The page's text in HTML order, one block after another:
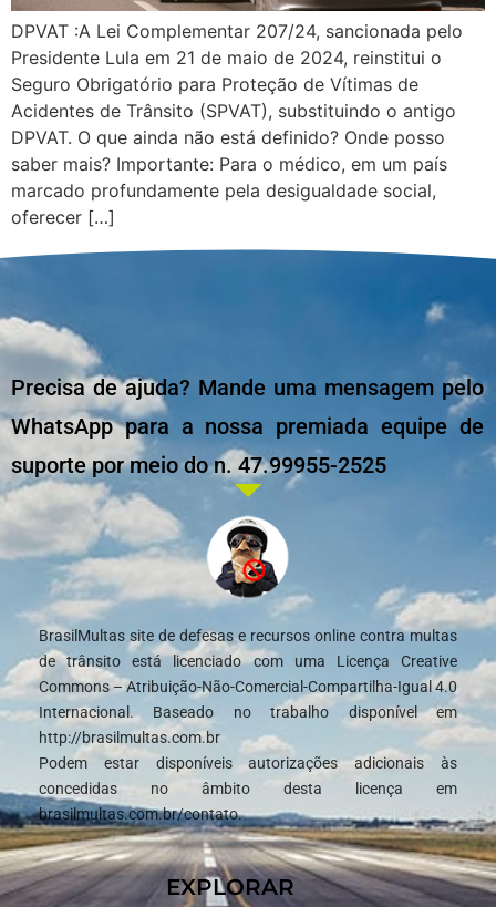
DPVAT :A Lei Complementar 207/24, sancionada pelo
Presidente Lula em 21 de maio de 2024, reinstitui o
Seguro Obrigatório para Proteção de Vítimas de
Acidentes de Trânsito (SPVAT), substituindo o antigo
DPVAT. O que ainda não está definido? Onde posso
saber mais? Importante: Para o médico, em um país
marcado profundamente pela desigualdade social,
oferecer […]
Precisa de ajuda? Mande uma mensagem pelo
WhatsApp para a nossa premiada equipe de
suporte por meio do n. 47.99955-2525
BrasilMultas site de defesas e recursos online contra multas
de trânsito está licenciado com uma Licença Creative
Commons – Atribuição-Não-Comercial-Compartilha-Igual 4.0
Internacional. Baseado no trabalho disponível em
http://brasilmultas.com.br
Podem estar disponíveis autorizações adicionais às
concedidas no âmbito desta licença em
brasilmultas.com.br/contato.
EXPLORAR